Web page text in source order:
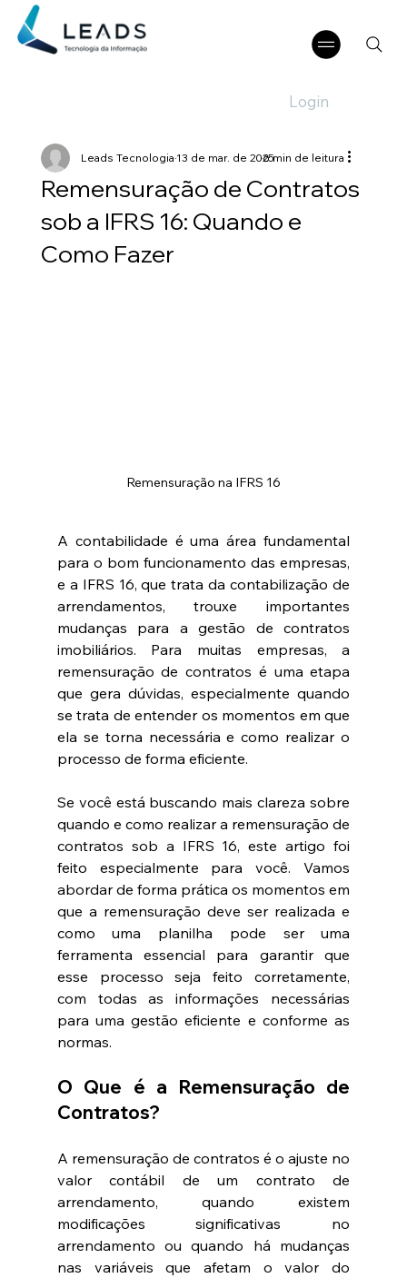
Login
Remensuração de Contratos
sob a IFRS 16: Quando e
Como Fazer
Leads Tecnologia13 de mar. de 20256 min de leitura
Remensuração na IFRS 16
A contabilidade é uma área fundamental
para o bom funcionamento das empresas,
e a IFRS 16, que trata da contabilização de
arrendamentos, trouxe importantes
mudanças para a gestão de contratos
imobiliários. Para muitas empresas, a
remensuração de contratos é uma etapa
que gera dúvidas, especialmente quando
se trata de entender os momentos em que
ela se torna necessária e como realizar o
processo de forma eficiente.
Se você está buscando mais clareza sobre
quando e como realizar a remensuração de
contratos sob a IFRS 16, este artigo foi
feito especialmente para você. Vamos
abordar de forma prática os momentos em
que a remensuração deve ser realizada e
como uma planilha pode ser uma
ferramenta essencial para garantir que
esse processo seja feito corretamente,
com todas as informações necessárias
para uma gestão eficiente e conforme as
normas.
O Que é a Remensuração de
Contratos?
A remensuração de contratos é o ajuste no
valor contábil de um contrato de
arrendamento, quando existem
modificações significativas no
arrendamento ou quando há mudanças
nas variáveis que afetam o valor do